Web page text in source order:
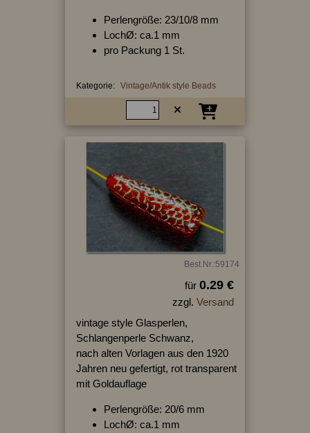
Perlengröße: 23/10/8 mm
LochØ: ca.1 mm
pro Packung 1 St.
Kategorie: Vintage/Antik style Beads
Best.Nr.:59174
für 0.29 €
zzgl. Versand
vintage style Glasperlen,
Schlangenperle Schwanz,
nach alten Vorlagen aus den 1920
Jahren neu gefertigt, rot transparent
mit Goldauflage
Perlengröße: 20/6 mm
LochØ: ca.1 mm